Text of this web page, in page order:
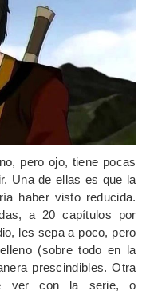
pero ojo, tiene pocas
Una de ellas es que la
haber visto reducida.
a 20 capítulos por
les sepa a poco, pero
(sobre todo en la
prescindibles. Otra
ver con la serie, o